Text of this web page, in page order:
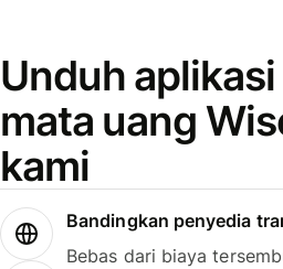
Unduh
mata uang
kami
Bandingkan penyedia
Bebas dari biaya